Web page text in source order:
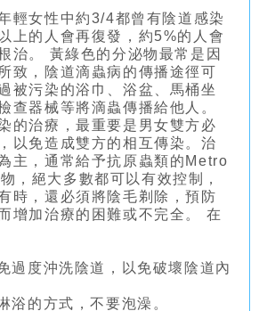
輕女性中約3/4都曾有陰道感染
上的人會再復發，約5%的人會
治。 黃綠色的分泌物最常是因
致，陰道滴蟲病的傳播途徑可
被污染的浴巾、浴盆、馬桶坐
查器械等將滴蟲傳播給他人。
的治療，最重要是男女雙方必
以免造成雙方的相互傳染。治
主，通常給予抗原蟲類的Metro
，絕大多數都可以有效控制，
時，還必須將陰毛剃除，預防
增加治療的困難或不完全。 在
過度沖洗陰道，以免破壞陰道內
浴的方式，不要泡澡。